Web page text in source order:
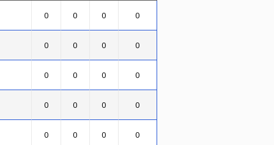
0 0 0 0
0 0 0 0
0 0 0 0
0 0 0 0
0 0 0 0